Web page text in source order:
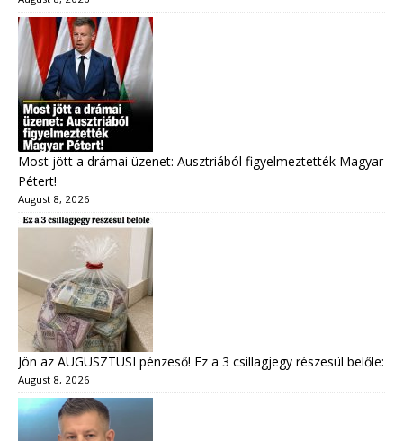
Most jött a drámai üzenet: Ausztriából figyelmeztették Magyar
Pétert!
August 8, 2026
Jön az AUGUSZTUSI pénzeső! Ez a 3 csillagjegy részesül belőle:
August 8, 2026